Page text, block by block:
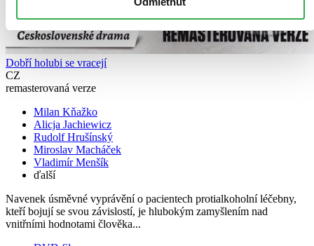
Dobří holubi se vracejí
CZ
remasterovaná verze
Milan Kňažko
Alicja Jachiewicz
Rudolf Hrušínský
Miroslav Macháček
Vladimír Menšík
ďalší
Navenek úsměvné vyprávění o pacientech protialkoholní léčebny,
kteří bojují se svou závislostí, je hlubokým zamyšlením nad
vnitřními hodnotami člověka...